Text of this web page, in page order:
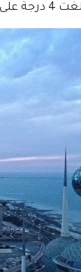
ريختر.